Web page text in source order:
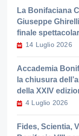
La Bonifaciana
Giuseppe
finale
14 Luglio 2026
Accademia
la chiusura
della XXIV
4 Luglio 2026
Fides, Scientia,